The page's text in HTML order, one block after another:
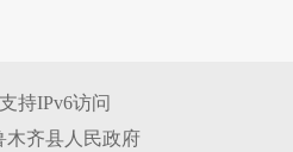
持IPv6访问
木齐县人民政府